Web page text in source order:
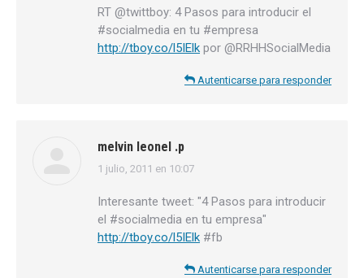
RT @twittboy: 4 Pasos para introducir el
#socialmedia en tu #empresa
http://tboy.co/l5IElk por @RRHHSocialMedia
Autenticarse para responder
melvin leonel .p
dice:
1 julio, 2011 en 10:07
Interesante tweet: "4 Pasos para introducir
el #socialmedia en tu empresa"
http://tboy.co/l5IElk #fb
Autenticarse para responder